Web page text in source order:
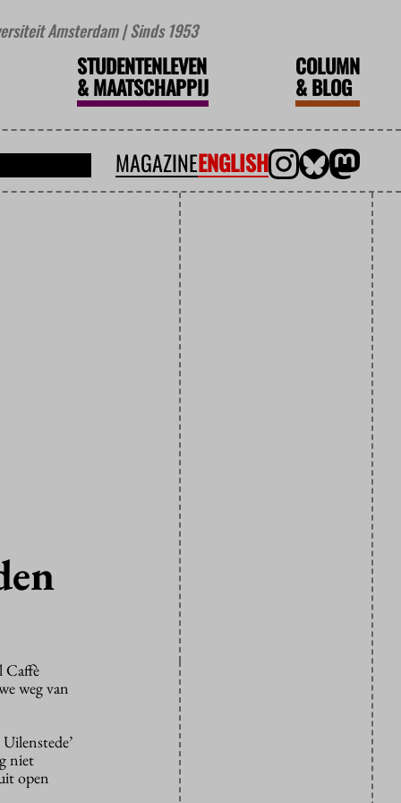
Amsterdam | Sinds 1953
STUDENTENLEVEN
&MAATSCHAPPIJ
COLUMN
&BLOG
MAGAZINEENGLISH
Caffè
weg van
niet
open